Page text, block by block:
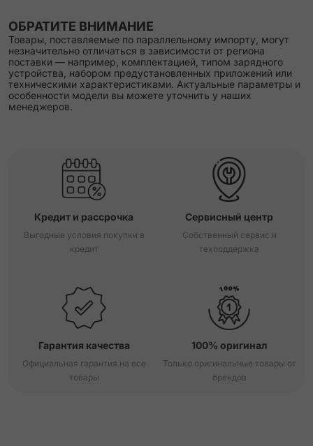
ОБРАТИТЕ ВНИМАНИЕ
Товары, поставляемые по параллельному импорту, могут
незначительно отличаться в зависимости от региона
поставки — например, комплектацией, типом зарядного
устройства, набором предустановленных приложений или
техническими характеристиками. Актуальные параметры и
особенности модели вы можете уточнить у наших
менеджеров.
Кредит и рассрочка
Выгодные условия покупки в
кредит
Сервисный центр
Собственный сервис и
техподдержка
Гарантия качества
Официальная гарантия на все
товары
100% оригинал
Только оригинальные товары от
брендов